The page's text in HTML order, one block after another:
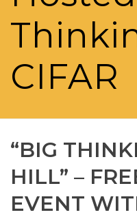
CIFAR
“BIG
HILL” –
EVENT